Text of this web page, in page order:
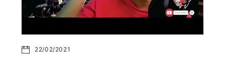
22/02/2021